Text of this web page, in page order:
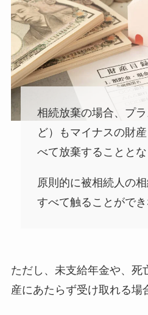
相続放棄の場合、プ
ど）もマイナスの財
べて放棄することとな
原則的に被相続人の相
すべて触ることができ
ただし、未支給年金や、死
産にあたらず受け取れる場